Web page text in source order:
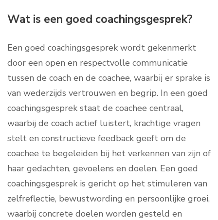
Wat is een goed coachingsgesprek?
Een goed coachingsgesprek wordt gekenmerkt
door een open en respectvolle communicatie
tussen de coach en de coachee, waarbij er sprake is
van wederzijds vertrouwen en begrip. In een goed
coachingsgesprek staat de coachee centraal,
waarbij de coach actief luistert, krachtige vragen
stelt en constructieve feedback geeft om de
coachee te begeleiden bij het verkennen van zijn of
haar gedachten, gevoelens en doelen. Een goed
coachingsgesprek is gericht op het stimuleren van
zelfreflectie, bewustwording en persoonlijke groei,
waarbij concrete doelen worden gesteld en